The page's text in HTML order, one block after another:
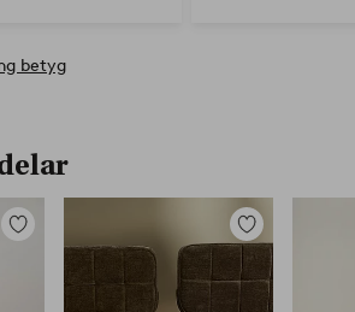
betyg
Lägg
favoriter
Lägg
till
favoriter